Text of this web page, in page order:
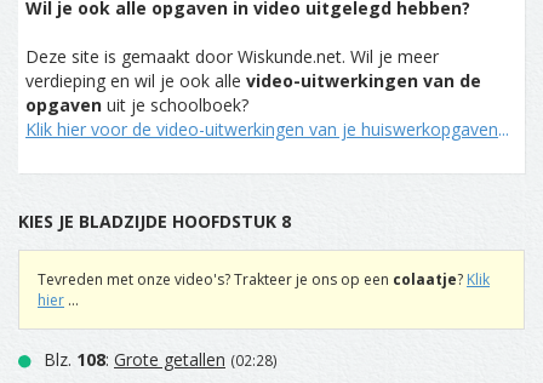
Wil je ook alle opgaven in video uitgelegd hebben?
Deze site is gemaakt door Wiskunde.net. Wil je meer
verdieping en wil je ook alle video-uitwerkingen van de
opgaven uit je schoolboek?
Klik hier voor de video-uitwerkingen van je huiswerkopgaven...
KIES JE BLADZIJDE HOOFDSTUK 8
Tevreden met onze video's? Trakteer je ons op een colaatje? Klik
hier ...
Blz. 108: Grote getallen (02:28)